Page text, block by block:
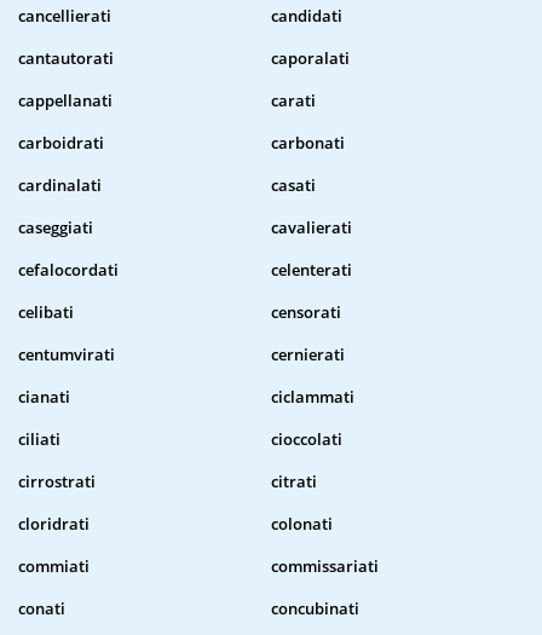
cancellierati
candidati
cantautorati
caporalati
cappellanati
carati
carboidrati
carbonati
cardinalati
casati
caseggiati
cavalierati
cefalocordati
celenterati
celibati
censorati
centumvirati
cernierati
cianati
ciclammati
ciliati
cioccolati
cirrostrati
citrati
cloridrati
colonati
commiati
commissariati
conati
concubinati